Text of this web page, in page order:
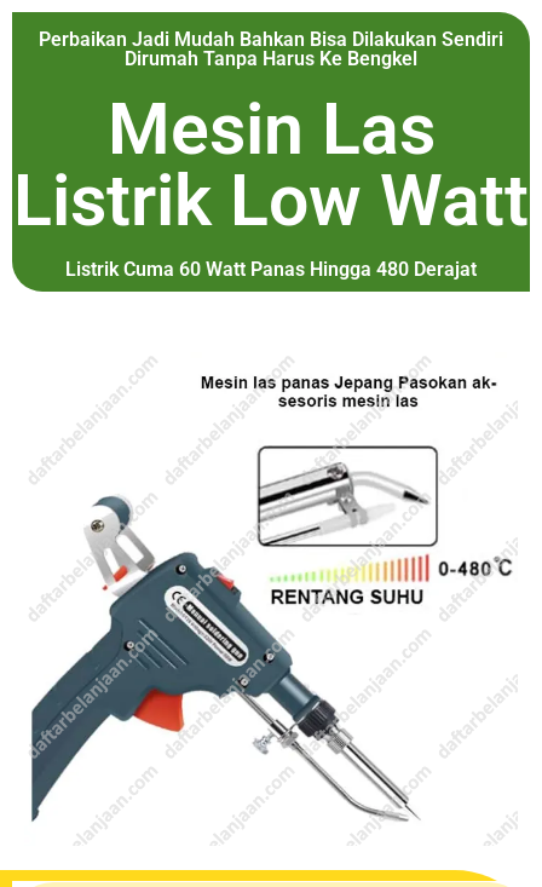
Perbaikan Jadi Mudah Bahkan Bisa Dilakukan Sendiri
Dirumah Tanpa Harus Ke Bengkel
Mesin Las
Listrik Low Watt
Listrik Cuma 60 Watt Panas Hingga 480 Derajat